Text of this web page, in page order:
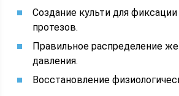
Создание культи для
протезов.
Правильное распределение
давления.
Восстановление